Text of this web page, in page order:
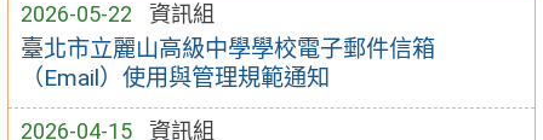
2026-05-22 資訊組
臺北市立麗山高級中學學校電子郵件信箱
（Email）使用與管理規範通知
2026-04-15 資訊組